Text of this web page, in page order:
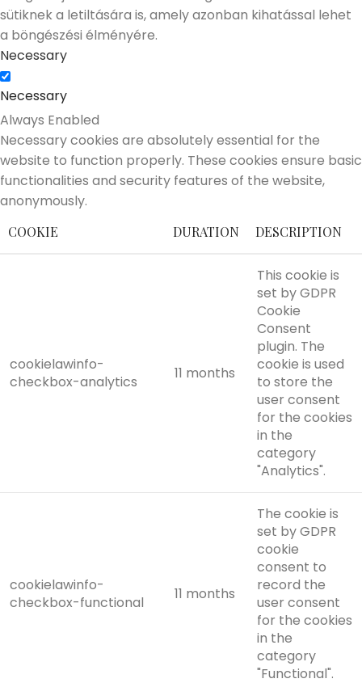
sütiknek a letiltására is, amely azonban kihatással lehet
a böngészési élményére.
Necessary
Necessary
Always Enabled
Necessary cookies are absolutely essential for the
website to function properly. These cookies ensure basic
functionalities and security features of the website,
anonymously.
COOKIE DURATION DESCRIPTION
cookielawinfo-
checkbox-analytics
11 months
This cookie is
set by GDPR
Cookie
Consent
plugin. The
cookie is used
to store the
user consent
for the cookies
in the
category
"Analytics".
cookielawinfo-
checkbox-functional
11 months
The cookie is
set by GDPR
cookie
consent to
record the
user consent
for the cookies
in the
category
"Functional".